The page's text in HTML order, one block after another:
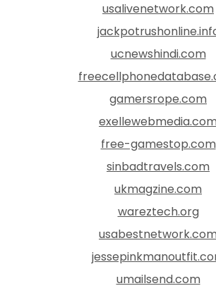
usalivenetwork.com
ucnewshindi.com
gamersrope.com
free-gamestop.com
sinbadtravels.com
ukmagzine.com
wareztech.org
umailsend.com